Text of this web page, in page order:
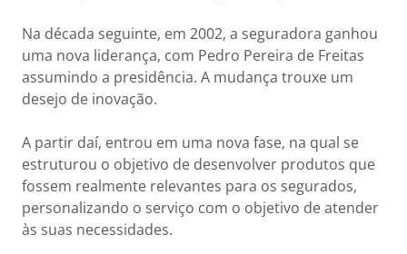
Na década seguinte, em 2002, a seguradora ganhou
uma nova liderança, com Pedro Pereira de Freitas
assumindo a presidência. A mudança trouxe um
desejo de inovação.
A partir daí, entrou em uma nova fase, na qual se
estruturou o objetivo de desenvolver produtos que
fossem realmente relevantes para os segurados,
personalizando o serviço com o objetivo de atender
às suas necessidades.